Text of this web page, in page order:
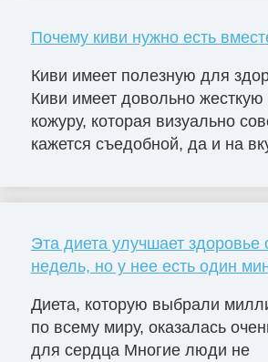
Почему киви нужно есть
Киви имеет полезную для
Киви имеет довольно жесткую
кожуру, которая визуально
кажется съедобной, да и на
Эта диета улучшает здоровье
недель, но у нее есть один
Диета, которую выбрали
по всему миру, оказалась
для сердца Многие люди не